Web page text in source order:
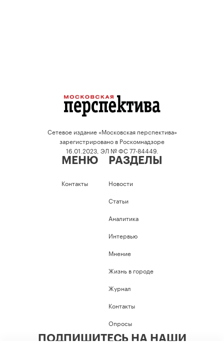
Сетевое издание «Московская перспектива»
зарегистрировано в Роскомнадзоре
16.01.2023, ЭЛ № ФС 77-84449.
МЕНЮ
Контакты
РАЗДЕЛЫ
Новости
Статьи
Аналитика
Интервью
Мнение
Жизнь в городе
Журнал
Контакты
Опросы
ПОДПИШИТЕСЬ НА НАШИ